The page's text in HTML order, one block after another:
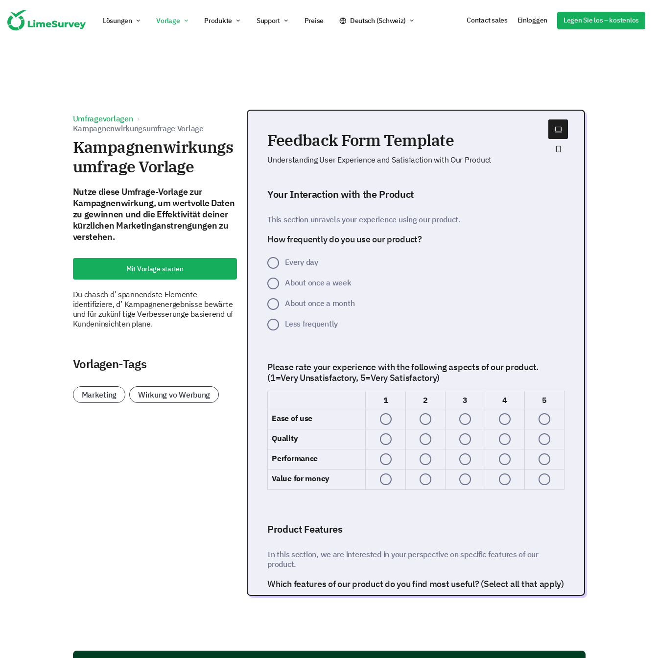
Lösungen Vorlage Produkte Support Preise Deutsch (Schweiz) Contact sales Einloggen Legen Sie los – kostenlos
Umfragevorlagen
Kampagnenwirkungsumfrage Vorlage
Kampagnenwirkungs
umfrage Vorlage
Nutze diese Umfrage-Vorlage zur
Kampagnenwirkung, um wertvolle Daten
zu gewinnen und die Effektivität deiner
kürzlichen Marketinganstrengungen zu
verstehen.
Mit Vorlage starten
Du chasch d’ spannendste Elemente
identifiziere, d’ Kampagnenergebnisse bewärte
und für zukünf tige Verbesserunge basierend uf
Kundeninsichten plane.
Vorlagen-Tags
Marketing Wirkung vo Werbung
Feedback Form Template
Understanding User Experience and Satisfaction with Our Product
Your Interaction with the Product
This section unravels your experience using our product.
How frequently do you use our product?
Every day
About once a week
About once a month
Less frequently
Please rate your experience with the following aspects of our product.
(1=Very Unsatisfactory, 5=Very Satisfactory)
1 2 3 4
5
Ease of use
Quality
Performance
Value for money
Product Features
In this section, we are interested in your perspective on specific features of our
product.
Which features of our product do you find most useful? (Select all that apply)